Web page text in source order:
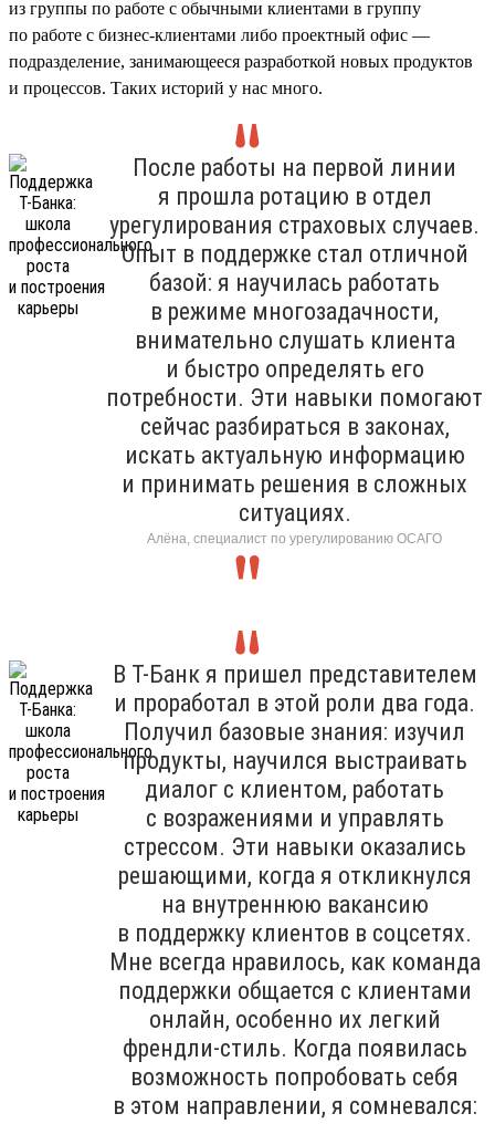
из группы по работе с обычными клиентами в группу
по работе с бизнес-клиентами либо проектный офис —
подразделение, занимающееся разработкой новых продуктов
и процессов. Таких историй у нас много.
После работы на первой линии
я прошла ротацию в отдел
урегулирования страховых случаев.
Опыт в поддержке стал отличной
базой: я научилась работать
в режиме многозадачности,
внимательно слушать клиента
и быстро определять его
потребности. Эти навыки помогают
сейчас разбираться в законах,
искать актуальную информацию
и принимать решения в сложных
ситуациях.
Алёна, специалист по урегулированию ОСАГО
В Т-Банк я пришел представителем
и проработал в этой роли два года.
Получил базовые знания: изучил
продукты, научился выстраивать
диалог с клиентом, работать
с возражениями и управлять
стрессом. Эти навыки оказались
решающими, когда я откликнулся
на внутреннюю вакансию
в поддержку клиентов в соцсетях.
Мне всегда нравилось, как команда
поддержки общается с клиентами
онлайн, особенно их легкий
френдли-стиль. Когда появилась
возможность попробовать себя
в этом направлении, я сомневался: